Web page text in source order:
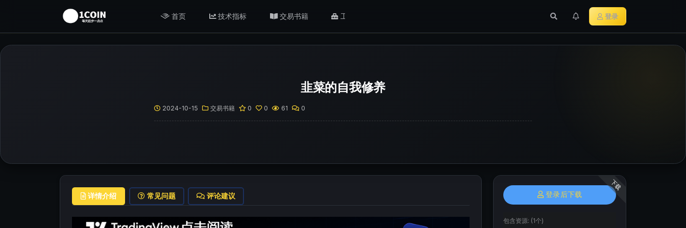
首页 技术指标 交易书籍 工具/返佣 登录
韭菜的自我修养
2024-10-15 交易书籍 0 0 61 0
详情介绍 常见问题 评论建议
下载
登录后下载
包含资源: (1个)